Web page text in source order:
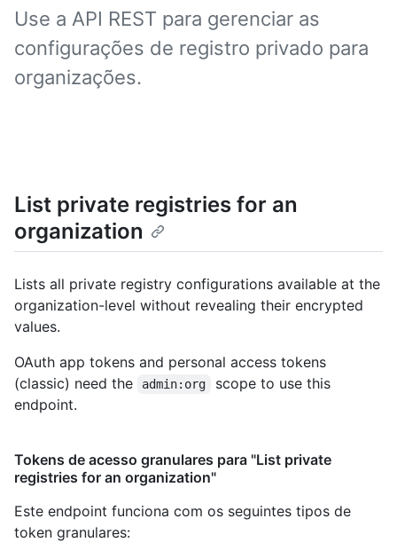
Use a API REST para gerenciar as
configurações de registro privado para
organizações.
List private registries for an
organization
Lists all private registry configurations available at the
organization-level without revealing their encrypted
values.
OAuth app tokens and personal access tokens
(classic) need the
admin:org
scope to use this
endpoint.
Tokens de acesso granulares para "List private
registries for an organization"
Este endpoint funciona com os seguintes tipos de
token granulares: